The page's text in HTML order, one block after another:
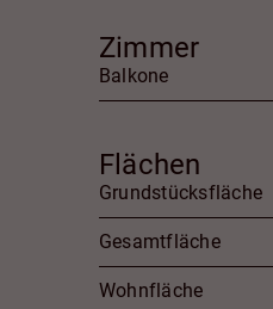
Zimmer
Balkone
Flächen
Grundstücksfläche
Gesamtfläche
Wohnfläche